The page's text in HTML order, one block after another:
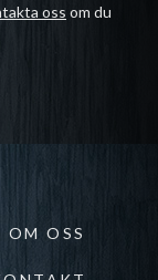
oss om du
OM OSS